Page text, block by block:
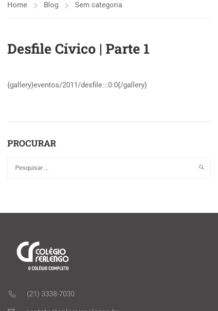
Home Blog Sem categoria
Desfile Cívico | Parte 1
{gallery}eventos/2011/desfile:::0:0{/gallery}
PROCURAR
(21) 3338-7030